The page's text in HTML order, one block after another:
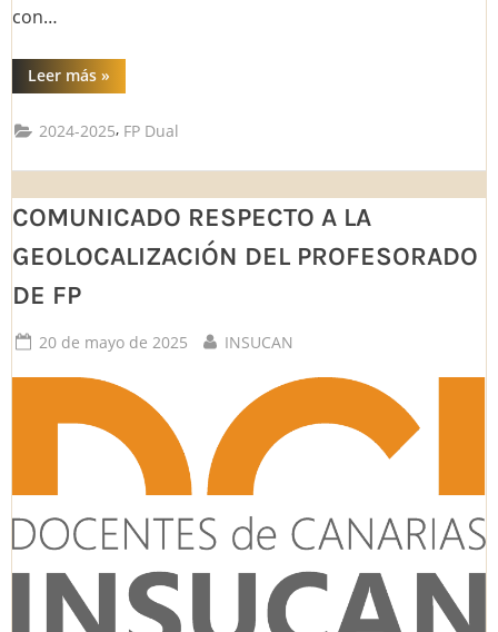
con…
Leer más“
mismo
sermón,
día:
pública
en”
»
2024-2025, FP Dual
COMUNICADO RESPECTO A LA
GEOLOCALIZACIÓN DEL PROFESORADO
DE FP
Posted
20 de mayo de 2025 By
INSUCAN